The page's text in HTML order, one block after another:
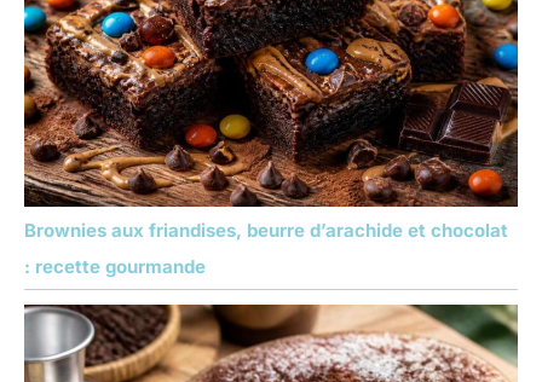
Brownies aux friandises, beurre d’arachide et chocolat
: recette gourmande